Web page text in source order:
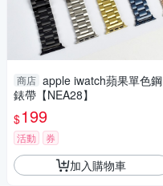
商店 apple iwatch蘋果單色鋼
錶帶【NEA28】
$199
活動 券
加入購物車